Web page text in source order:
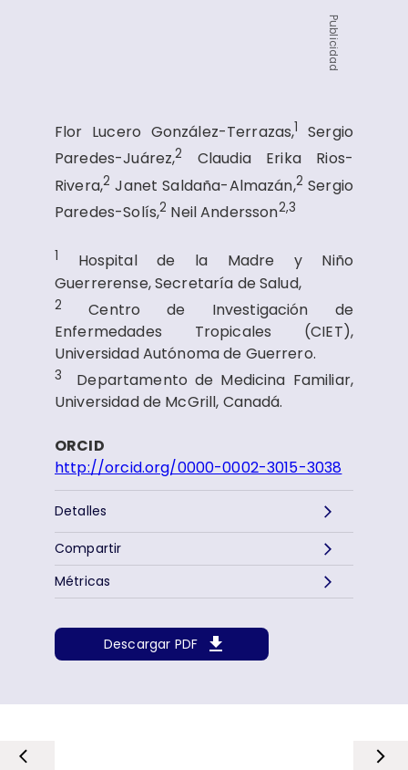
Publicidad
Flor Lucero González-Terrazas,1
Sergio
Paredes-Juárez,2
Claudia Erika Rios-
Rivera,2 Janet Saldaña-Almazán,2 Sergio
Paredes-Solís,2 Neil Andersson2,3
1 Hospital de la Madre y Niño
Guerrerense, Secretaría de Salud,
2Centro de Investigación de
Enfermedades Tropicales (CIET),
Universidad Autónoma de Guerrero.
3
Departamento de Medicina Familiar,
Universidad de McGrill, Canadá.
ORCID
http://orcid.org/0000-0002-3015-3038
Detalles
Descargar PDF
Métricas
Compartir